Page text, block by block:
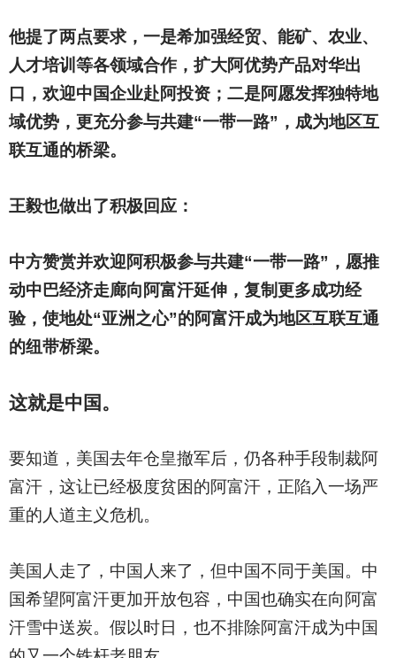
他提了两点要求，一是希加强经贸、能矿、农业、
人才培训等各领域合作，扩大阿优势产品对华出
口，欢迎中国企业赴阿投资；二是阿愿发挥独特地
域优势，更充分参与共建“一带一路”，成为地区互
联互通的桥梁。
王毅也做出了积极回应：
中方赞赏并欢迎阿积极参与共建“一带一路”，愿推
动中巴经济走廊向阿富汗延伸，复制更多成功经
验，使地处“亚洲之心”的阿富汗成为地区互联互通
的纽带桥梁。
这就是中国。
要知道，美国去年仓皇撤军后，仍各种手段制裁阿
富汗，这让已经极度贫困的阿富汗，正陷入一场严
重的人道主义危机。
美国人走了，中国人来了，但中国不同于美国。中
国希望阿富汗更加开放包容，中国也确实在向阿富
汗雪中送炭。假以时日，也不排除阿富汗成为中国